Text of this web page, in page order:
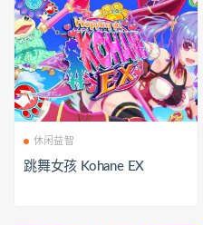
休闲益智
跳舞女孩 Kohane EX